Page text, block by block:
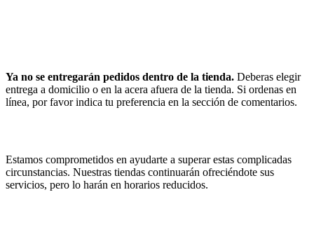
Ya no se entregarán pedidos dentro de la tienda. Deberas elegir
entrega a domicilio o en la acera afuera de la tienda. Si ordenas en
línea, por favor indica tu preferencia en la sección de comentarios.
Estamos comprometidos en ayudarte a superar estas complicadas
circunstancias. Nuestras tiendas continuarán ofreciéndote sus
servicios, pero lo harán en horarios reducidos.